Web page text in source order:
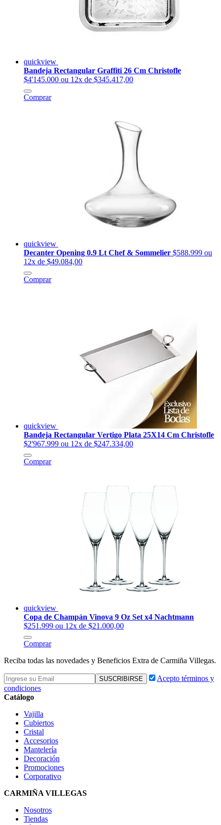
quickview
Bandeja Rectangular Graffiti 26 Cm Christofle
$4'145.000 ou 12x de $345.417,00
Comprar
quickview
Decanter Opening 0.9 Lt Chef & Sommelier $588.999 ou
12x de $49.084,00
Comprar
quickview
Bandeja Rectangular Vertigo Plata 25X14 Cm Christofle
$2'967.999 ou 12x de $247.334,00
Comprar
quickview
Copa de Champán Vinova 9 Oz Set x4 Nachtmann
$251.999 ou 12x de $21.000,00
Comprar
Reciba todas las novedades y Beneficios Extra de Carmiña Villegas.
Acepto términos y
condiciones
Catálogo
Vajilla
Cubiertos
Cristal
Accesorios
Mantelería
Decoración
Promociones
Corporativo
CARMIÑA VILLEGAS
Nosotros
Tiendas